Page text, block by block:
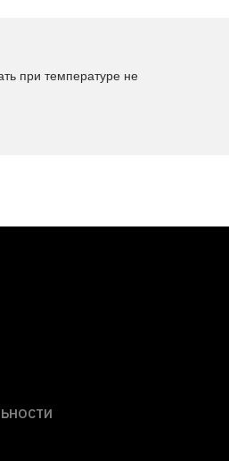
при температуре не